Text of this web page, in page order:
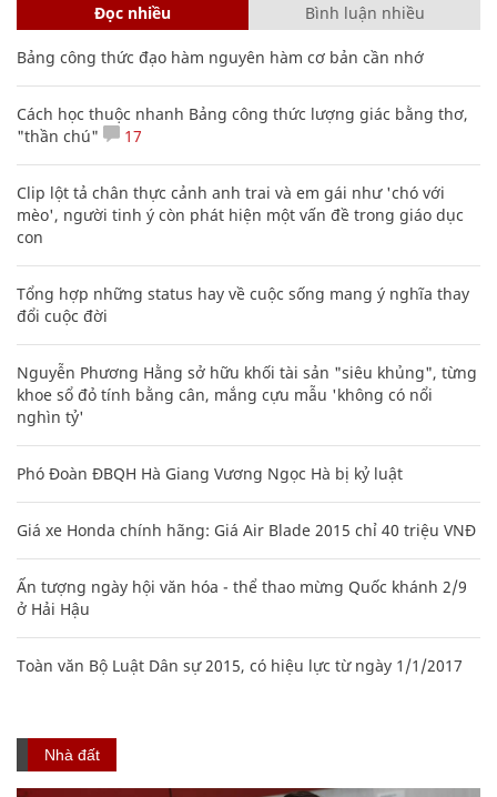
Đọc nhiều Bình luận nhiều
Bảng công thức đạo hàm nguyên hàm cơ bản cần nhớ
Cách học thuộc nhanh Bảng công thức lượng giác bằng thơ,
"thần chú"
17
Clip lột tả chân thực cảnh anh trai và em gái như 'chó với
mèo', người tinh ý còn phát hiện một vấn đề trong giáo dục
con
Tổng hợp những status hay về cuộc sống mang ý nghĩa thay
đổi cuộc đời
Nguyễn Phương Hằng sở hữu khối tài sản "siêu khủng", từng
khoe sổ đỏ tính bằng cân, mắng cựu mẫu 'không có nổi
nghìn tỷ'
Phó Đoàn ĐBQH Hà Giang Vương Ngọc Hà bị kỷ luật
Giá xe Honda chính hãng: Giá Air Blade 2015 chỉ 40 triệu VNĐ
Ấn tượng ngày hội văn hóa - thể thao mừng Quốc khánh 2/9
ở Hải Hậu
Toàn văn Bộ Luật Dân sự 2015, có hiệu lực từ ngày 1/1/2017
Nhà đất